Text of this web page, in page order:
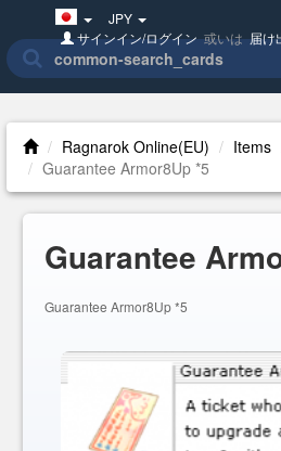
Japan(日
本
語)
JPY
サインイン/ログイン或いは届け
Ragnarok Online(EU) Items
Guarantee Armor8Up *5
Guarantee
Guarantee Armor8Up *5